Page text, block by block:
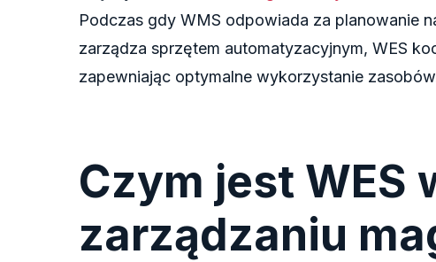
Podczas gdy WMS odpowiada za planowanie
zarządza sprzętem automatyzacyjnym, WES
zapewniając optymalne wykorzystanie
Czym jest WES
zarządzaniu